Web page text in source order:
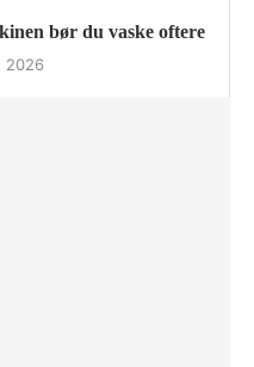
bør du vaske oftere
2026